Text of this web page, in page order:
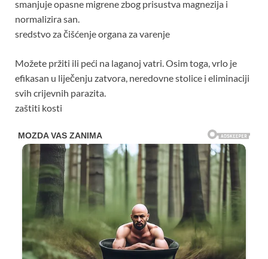
smanjuje opasne migrene zbog prisustva magnezija i
normalizira san.
sredstvo za čišćenje organa za varenje
Možete pržiti ili peći na laganoj vatri. Osim toga, vrlo je
efikasan u liječenju zatvora, neredovne stolice i eliminaciji
svih crijevnih parazita.
zaštiti kosti